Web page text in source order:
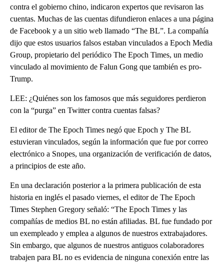
contra el gobierno chino, indicaron expertos que revisaron las
cuentas. Muchas de las cuentas difundieron enlaces a una página
de Facebook y a un sitio web llamado “The BL”. La compañía
dijo que estos usuarios falsos estaban vinculados a Epoch Media
Group, propietario del periódico The Epoch Times, un medio
vinculado al movimiento de Falun Gong que también es pro-
Trump.
LEE: ¿Quiénes son los famosos que más seguidores perdieron
con la “purga” en Twitter contra cuentas falsas?
El editor de The Epoch Times negó que Epoch y The BL
estuvieran vinculados, según la información que fue por correo
electrónico a Snopes, una organización de verificación de datos,
a principios de este año.
En una declaración posterior a la primera publicación de esta
historia en inglés el pasado viernes, el editor de The Epoch
Times Stephen Gregory señaló: “The Epoch Times y las
compañías de medios BL no están afiliadas. BL fue fundado por
un exempleado y emplea a algunos de nuestros extrabajadores.
Sin embargo, que algunos de nuestros antiguos colaboradores
trabajen para BL no es evidencia de ninguna conexión entre las